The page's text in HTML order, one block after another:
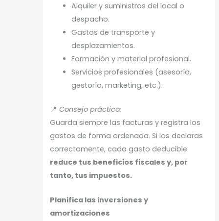
Alquiler y suministros del local o
despacho.
Gastos de transporte y
desplazamientos.
Formación y material profesional.
Servicios profesionales (asesoría,
gestoría, marketing, etc.).
📍Consejo práctico:
Guarda siempre las facturas y registra los
gastos de forma ordenada. Si los declaras
correctamente, cada gasto deducible
reduce tus beneficios fiscales y, por
tanto, tus impuestos.
Planifica las inversiones y
amortizaciones